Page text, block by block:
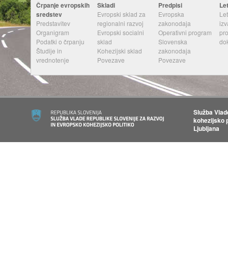
Črpanje evropskih
sredstev
Predstavitev
Organigram
Podatki o črpanju
Študije in
vrednotenje
Skladi
Evropski sklad za
regionalni razvoj
Evropski socialni
sklad
Kohezijski sklad
Povezave
Predpisi
Evropska
zakonodaja
Operativni program
Slovenska
zakonodaja
Povezave
Služba
kohezijsko
Ljubljana